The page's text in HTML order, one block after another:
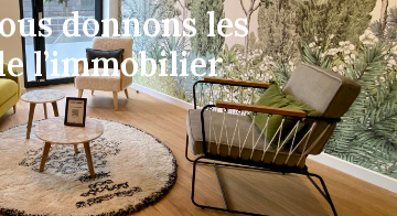
donnons les
l’immobilier